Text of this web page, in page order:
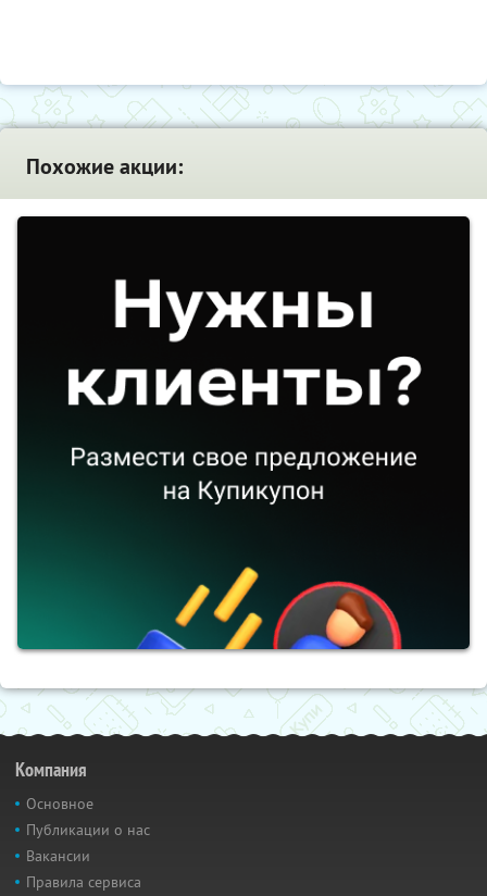
Похожие акции:
Компания
Основное
Публикации о нас
Вакансии
Правила сервиса